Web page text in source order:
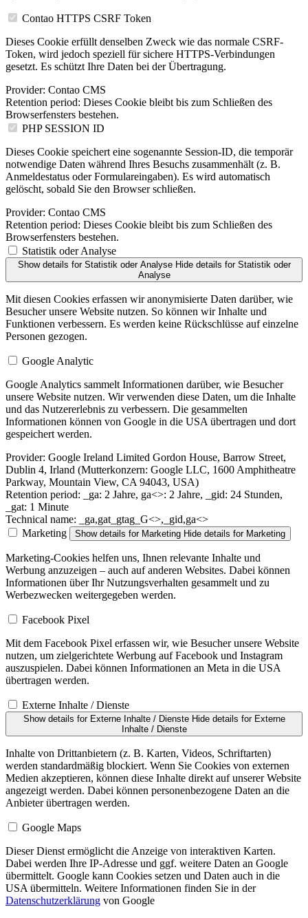
Contao HTTPS CSRF Token
Dieses Cookie erfüllt denselben Zweck wie das normale CSRF-
Token, wird jedoch speziell für sichere HTTPS-Verbindungen
gesetzt. Es schützt Ihre Daten bei der Übertragung.
Provider: Contao CMS
Retention period: Dieses Cookie bleibt bis zum Schließen des
Browserfensters bestehen.
PHP SESSION ID
Dieses Cookie speichert eine sogenannte Session-ID, die temporär
notwendige Daten während Ihres Besuchs zusammenhält (z. B.
Anmeldestatus oder Formulareingaben). Es wird automatisch
gelöscht, sobald Sie den Browser schließen.
Provider: Contao CMS
Retention period: Dieses Cookie bleibt bis zum Schließen des
Browserfensters bestehen.
Statistik oder Analyse
Show details for Statistik oder Analyse Hide details for Statistik oder
Analyse
Mit diesen Cookies erfassen wir anonymisierte Daten darüber, wie
Besucher unsere Website nutzen. So können wir Inhalte und
Funktionen verbessern. Es werden keine Rückschlüsse auf einzelne
Personen gezogen.
Google Analytic
Google Analytics sammelt Informationen darüber, wie Besucher
unsere Website nutzen. Wir verwenden diese Daten, um die Inhalte
und das Nutzererlebnis zu verbessern. Die gesammelten
Informationen können von Google in die USA übertragen und dort
gespeichert werden.
Provider: Google Ireland Limited Gordon House, Barrow Street,
Dublin 4, Irland (Mutterkonzern: Google LLC, 1600 Amphitheatre
Parkway, Mountain View, CA 94043, USA)
Retention period: _ga: 2 Jahre, ga<>: 2 Jahre, _gid: 24 Stunden,
_gat: 1 Minute
Technical name: _ga,gat_gtag_G<>,_gid,ga<>
Marketing
Show details for Marketing Hide details for Marketing
Marketing-Cookies helfen uns, Ihnen relevante Inhalte und
Werbung anzuzeigen – auch auf anderen Websites. Dabei können
Informationen über Ihr Nutzungsverhalten gesammelt und zu
Werbezwecken weitergegeben werden.
Facebook Pixel
Mit dem Facebook Pixel erfassen wir, wie Besucher unsere Website
nutzen, um zielgerichtete Werbung auf Facebook und Instagram
auszuspielen. Dabei können Informationen an Meta in die USA
übertragen werden.
Externe Inhalte / Dienste
Show details for Externe Inhalte / Dienste Hide details for Externe
Inhalte / Dienste
Inhalte von Drittanbietern (z. B. Karten, Videos, Schriftarten)
werden standardmäßig blockiert. Wenn Sie Cookies von externen
Medien akzeptieren, können diese Inhalte direkt auf unserer Website
angezeigt werden. Dabei können personenbezogene Daten an die
Anbieter übertragen werden.
Google Maps
Dieser Dienst ermöglicht die Anzeige von interaktiven Karten.
Dabei werden Ihre IP-Adresse und ggf. weitere Daten an Google
übermittelt. Google kann Cookies setzen und Daten auch in die
USA übermitteln. Weitere Informationen finden Sie in der
Datenschutzerklärung von Google